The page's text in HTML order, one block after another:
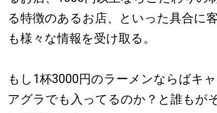
る特徴のあるお店、といった具合に
も様々な情報を受け取る。
もし1杯3000円のラーメンならばキ
アグラでも入ってるのか？と誰もが